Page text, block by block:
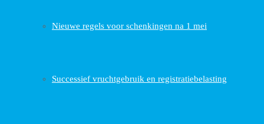
Nieuwe regels voor schenkingen na 1 mei
Successief vruchtgebruik en registratiebelasting